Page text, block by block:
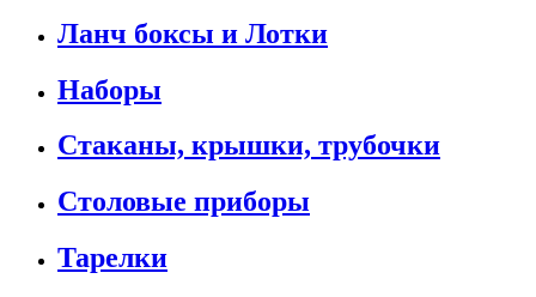
Ланч боксы и Лотки
Наборы
Стаканы, крышки, трубочки
Столовые приборы
Тарелки